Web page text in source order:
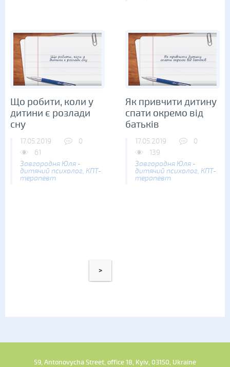
Що робити, коли у
дитини є розлади
сну
17.05.2019
0
61
Завгородня Юля -
дитячий психолог, КПТ-
терапевт
Як привчити дитину
спати окремо від
батьків
17.05.2019
0
139
Завгородня Юля -
дитячий психолог, КПТ-
терапевт
>
59, Antonovycha Street, office 18, Kyiv, 03150, Ukraine